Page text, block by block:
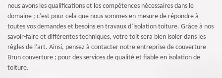
nous avons les qualifications et les compétences nécessaires dans le
domaine ; c’est pour cela que nous sommes en mesure de répondre à
toutes vos demandes et besoins en travaux d’isolation toiture. Grâce à nos
savoir-faire et différentes techniques, votre toit sera bien isoler dans les
règles de l’art. Ainsi, pensez à contacter notre entreprise de couverture
Brun couverture ; pour des services de qualité et fiable en isolation de
toiture.